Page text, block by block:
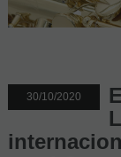
30/10/2020